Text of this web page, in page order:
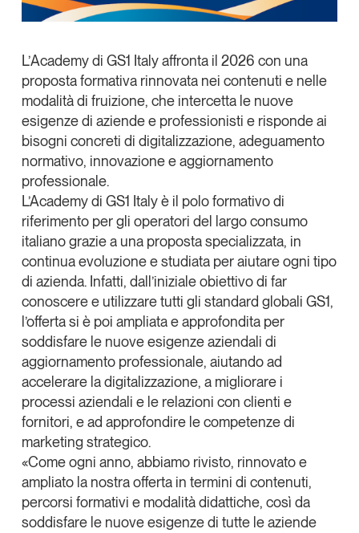
La nostra newsletter nella tua email
Un anno di
Tendenze 2026
Leggi il magazine
Tendenze è il magazine di GS1 Italy che racconta in
modo indipendente il cambiamento e le sfide del largo
consumo e dell’economia a professionisti e
consumatori
L’Academy di GS1 Italyaffronta il 2026 con una
proposta formativa rinnovata nei contenuti e nelle
modalità di fruizione, che intercetta le nuove
esigenze di aziende e professionisti e risponde ai
bisogni concreti di digitalizzazione, adeguamento
normativo, innovazione e aggiornamento
professionale.
L’Academy di GS1 Italy è il polo formativo di
riferimento per gli operatori del largo consumo
italianograzie a una proposta specializzata, in
continua evoluzione e studiata per aiutare ogni tipo
di azienda. Infatti, dall’iniziale obiettivo di far
conoscere e utilizzare tutti gli standard globali GS1,
l’offerta si è poi ampliata e approfondita per
soddisfare le nuove esigenze aziendali di
aggiornamento professionale, aiutando ad
accelerare la digitalizzazione, a migliorare i
processi aziendali e le relazioni con clienti e
fornitori, e ad approfondire le competenze di
marketing strategico.
«Come ogni anno, abbiamo rivisto, rinnovato e
ampliato la nostra offerta in termini di contenuti,
percorsi formativi e modalità didattiche, così da
soddisfare le nuove esigenze di tutte le aziende